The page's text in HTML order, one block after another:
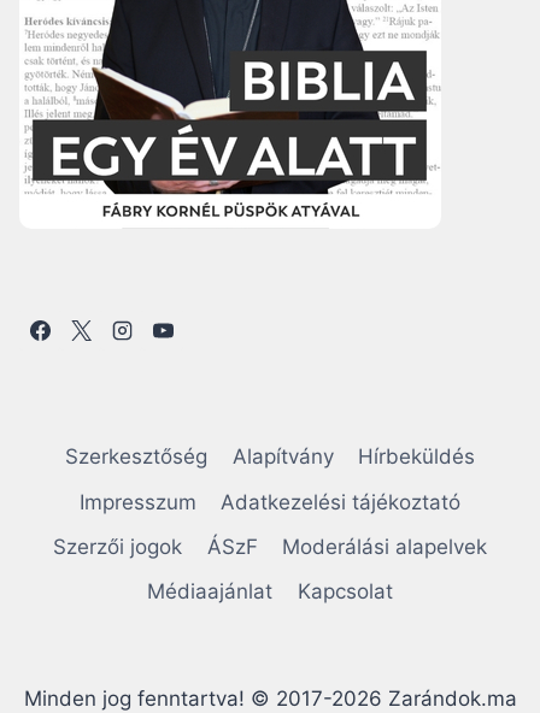
Szerkesztőség Alapítvány
Hírbeküldés
Impresszum
Adatkezelési tájékoztató
Szerzői jogok
ÁSzF
Moderálási alapelvek
Médiaajánlat
Kapcsolat
Minden jog fenntartva! © 2017-2026 Zarándok.ma